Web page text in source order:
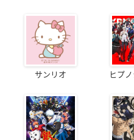
サンリオ ヒプ